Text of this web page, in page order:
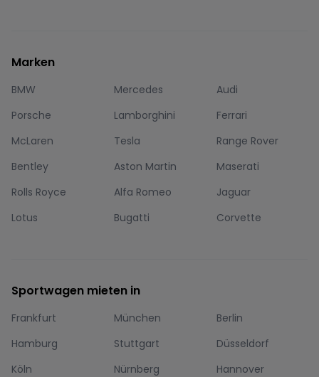
Marken
BMW Mercedes
Audi
Porsche
Lamborghini
Ferrari
McLaren
Tesla
Range Rover
Bentley
Aston Martin
Maserati
Rolls Royce
Alfa Romeo
Jaguar
Lotus
Bugatti Corvette
Sportwagen mieten in
Frankfurt München
Berlin
Hamburg
Stuttgart
Düsseldorf
Köln
Nürnberg
Hannover